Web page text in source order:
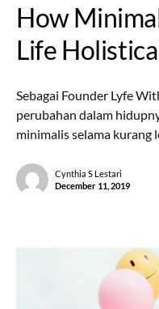
How
Life
Sebagai Founder Lyfe
perubahan dalam
minimalis selama kurang
Cynthia S Lestari
December 11, 2019